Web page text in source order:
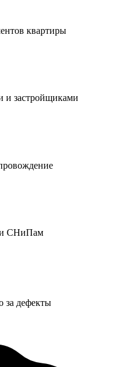
квартиры
и застройщиками
и СНиПам
за дефекты